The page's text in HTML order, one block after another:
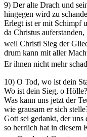
9) Der alte Drach und
hingegen wird zu
Erlegt ist er mit Schimpf
da Christus auferstanden,
weil Christi Sieg der
drum kann mit aller
Er ihnen nicht mehr
10) O Tod, wo ist dein
Wo ist dein Sieg, o Hölle?
Was kann uns jetzt der
wie grausam er sich
Gott sei gedankt, der uns
so herrlich hat in diesem
Inhalte und
Angebote zu sehen.